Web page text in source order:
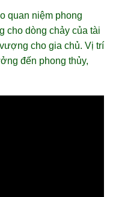
quan niệm phong
cho dòng chảy của tài
cho gia chủ. Vị trí
đến phong thủy,